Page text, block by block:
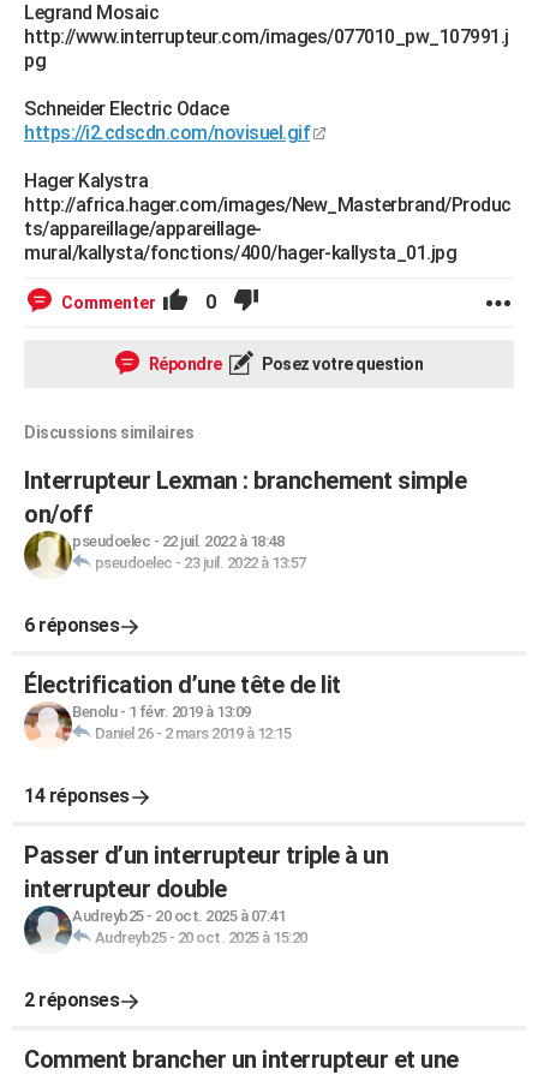
Legrand Mosaic
http://www.interrupteur.com/images/077010_pw_107991.j
pg
Schneider Electric Odace
https://i2.cdscdn.com/novisuel.gif
Hager Kalystra
http://africa.hager.com/images/New_Masterbrand/Produc
ts/appareillage/appareillage-
mural/kallysta/fonctions/400/hager-kallysta_01.jpg
Commenter 0
Répondre Posez votre question
Discussions similaires
Interrupteur Lexman : branchement simple
on/off
pseudoelec - 22 juil. 2022 à 18:48
pseudoelec - 23 juil. 2022 à 13:57
6 réponses
Électrification d’une tête de lit
Benolu- 1 févr. 2019 à 13:09
Daniel 26- 2 mars 2019 à 12:15
14 réponses
Passer d’un interrupteur triple à un
interrupteur double
Audreyb25- 20 oct. 2025 à 07:41
Audreyb25- 20 oct. 2025 à 15:20
2 réponses
Comment brancher un interrupteur et une